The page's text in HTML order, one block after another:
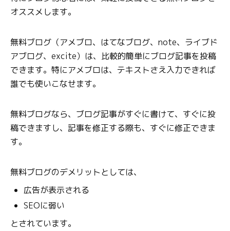
オススメします。
無料ブログ（アメブロ、はてなブログ、note、ライブド
アブログ、excite）は、比較的簡単にブログ記事を投稿
できます。特にアメブロは、テキストさえ入力できれば
誰でも使いこなせます。
無料ブログなら、ブログ記事がすぐに書けて、すぐに投
稿できますし、記事を修正する際も、すぐに修正できま
す。
無料ブログのデメリットとしては、
広告が表示される
SEOに弱い
とされています。